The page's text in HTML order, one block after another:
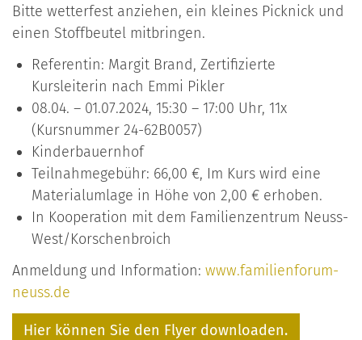
Bitte wetterfest anziehen, ein kleines Picknick und
einen Stoffbeutel mitbringen.
Referentin: Margit Brand, Zertifizierte
Kursleiterin nach Emmi Pikler
08.04. – 01.07.2024, 15:30 – 17:00 Uhr, 11x
(Kursnummer 24-62B0057)
Kinderbauernhof
Teilnahmegebühr: 66,00 €, Im Kurs wird eine
Materialumlage in Höhe von 2,00 € erhoben.
In Kooperation mit dem Familienzentrum Neuss-
West/Korschenbroich
Anmeldung und Information: www.familienforum-
neuss.de
Hier können Sie den Flyer downloaden.